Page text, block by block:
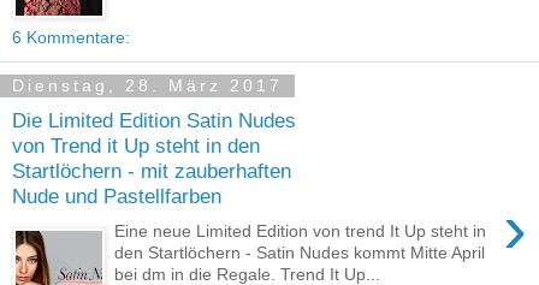
6 Kommentare:
Dienstag, 28. März 2017
Die Limited Edition Satin Nudes
von Trend it Up steht in den
Startlöchern - mit zauberhaften
Nude und Pastellfarben
›
Eine neue Limited Edition von trend It Up steht in
den Startlöchern - Satin Nudes kommt Mitte April
bei dm in die Regale. Trend It Up...